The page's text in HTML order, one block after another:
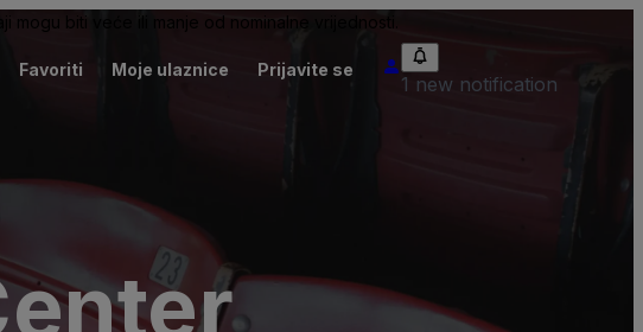
biti veće ili manje od nominalne vrijednosti.
Favoriti Moje ulaznice Prijavite se
1 new notification